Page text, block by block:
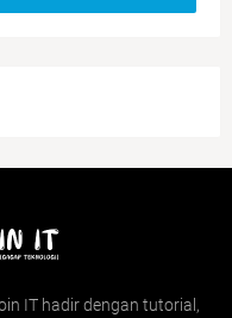
IT hadir dengan tutorial,